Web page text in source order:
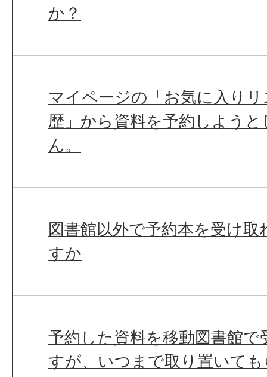
か？
マイページの「お気に入り
歴」から資料を予約しよう
ん。
図書館以外で予約本を受け
すか
予約した資料を移動図書館
すが、いつまで取り置いて